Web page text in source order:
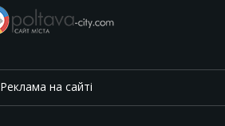
Реклама на сайті